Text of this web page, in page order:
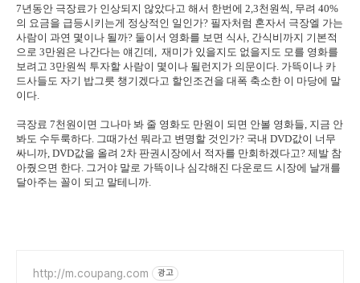
7년동안 극장료가 인상되지 않았다고 해서 한번에 2,3천원씩, 무려 40%
의 요금을 급등시키는게 정상적인 일인가? 필자처럼 혼자서 극장엘 가는
사람이 과연 몇이나 될까? 둘이서 영화를 보면 식사, 간식비까지 기본적
으로 3만원은 나간다는 얘긴데, 재미가 있을지도 없을지도 모를 영화를
보려고 3만원씩 투자할 사람이 몇이나 될런지가 의문이다. 가뜩이나 카
드사들도 자기 밥그릇 챙기겠다고 할인조건을 대폭 축소한 이 마당에 말
이다.
극장료 7천원이면 그나마 봐 줄 영화도 만원이 되면 안볼 영화들, 지금 안
봐도 수두룩하다. 그때가선 뭐라고 변명할 것인가? 국내 DVD값이 너무
싸니까, DVD값을 올려 2차 판권시장에서 적자를 만회하겠다고? 제발 참
아줬으면 한다. 그거야 말로 가뜩이나 심각해진 다운로드 시장에 날개를
달아주는 꼴이 되고 말테니까.
http://m.coupang.com 광고